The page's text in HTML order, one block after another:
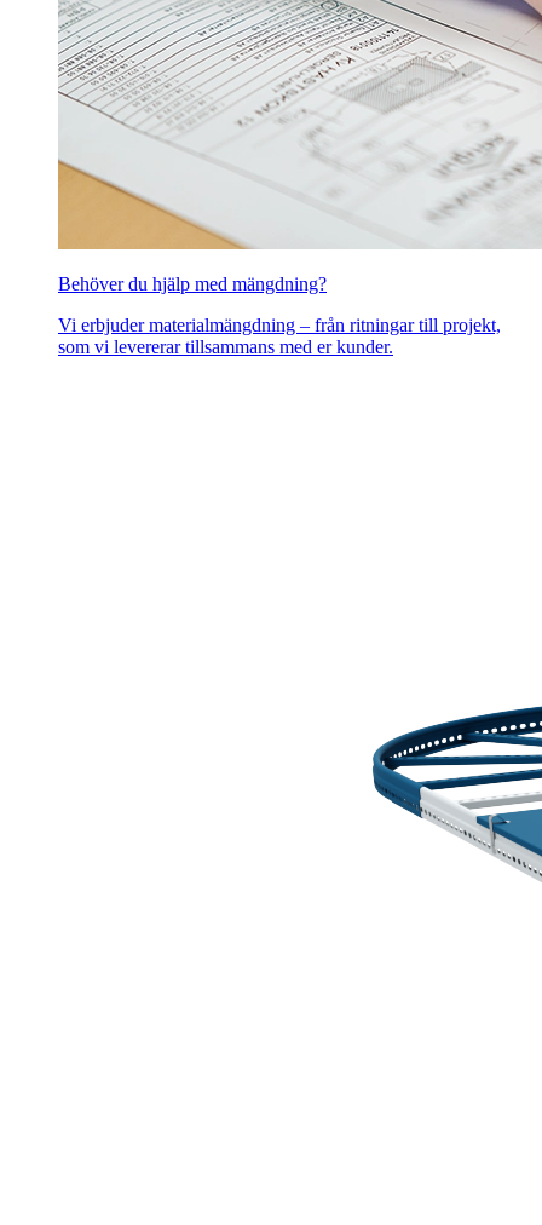
Behöver du hjälp med mängdning?
Vi erbjuder materialmängdning – från ritningar till projekt,
som vi levererar tillsammans med er kunder.